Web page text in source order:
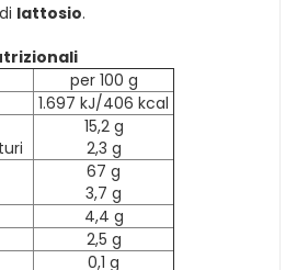
lattosio.
per 100 g
1.697 kJ/406 kcal
15,2 g
2,3 g
67 g
3,7 g
4,4 g
2,5 g
0,1 g